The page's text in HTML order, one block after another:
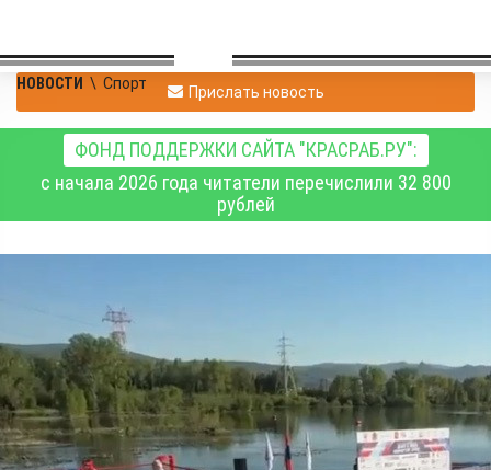
НОВОСТИ \ Спорт Прислать новость
ФОНД ПОДДЕРЖКИ САЙТА "КРАСРАБ.РУ":
с начала 2026 года читатели перечислили 32 800
рублей
"Битва берегов"
завершился со счётом
7:6 в пользу левого
берега